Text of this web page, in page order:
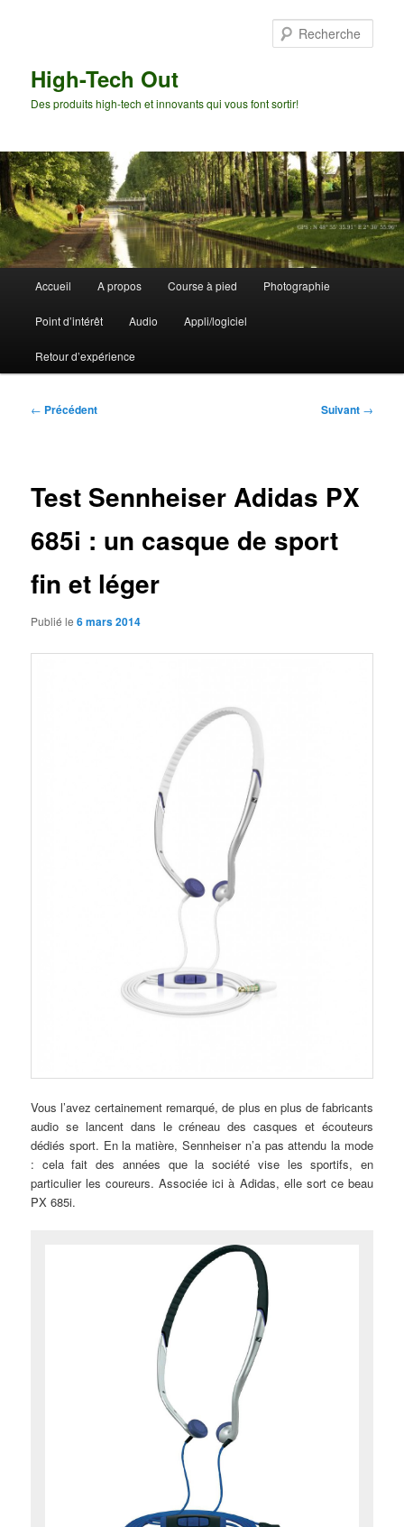
High-Tech Out
Des produits high-tech et innovants qui vous font sortir!
principal
Accueil A propos Course à pied Photographie
Point d’intérêt Audio Appli/logiciel
Retour d’expérience
Navigation
← Précédent Suivant →
Test Sennheiser Adidas PX
685i : un casque de sport
fin et léger
Publié le6 mars 2014
Vous l’avez certainement remarqué, de plus en plus de fabricants
audio se lancent dans le créneau des casques et écouteurs
dédiés sport. En la matière, Sennheiser n’a pas attendu la mode
: cela fait des années que la société vise les sportifs, en
particulier les coureurs. Associée ici à Adidas, elle sort ce beau
PX 685i.